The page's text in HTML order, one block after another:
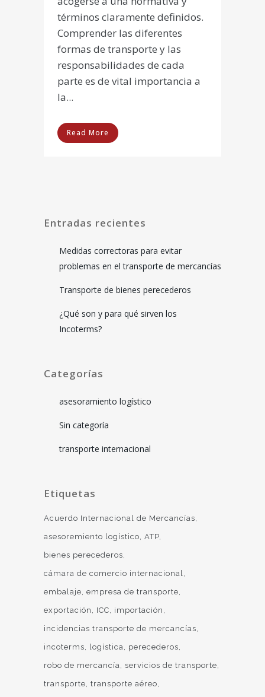
términos claramente definidos.
Comprender las diferentes
formas de transporte y las
responsabilidades de cada
parte es de vital importancia a
la...
Read More
Entradas recientes
Medidas correctoras para evitar
problemas en el transporte de mercancías
Transporte de bienes perecederos
¿Qué son y para qué sirven los
Incoterms?
Categorías
asesoramiento logístico
Sin categoría
transporte internacional
Etiquetas
Acuerdo Internacional de Mercancías
asesoremiento logístico ATP
bienes perecederos
cámara de comercio internacional
embalaje empresa de transporte
exportación ICC importación
incidencias transporte de mercancías
incoterms logística perecederos
robo de mercancía servicios de transporte
transporte transporte aéreo